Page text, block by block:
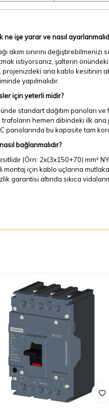
işe yarar ve nasıl
akım sınırını
istiyorsanız, şalterin
ana kablo kesitinin
yapılmalıdır.
için yeterli midir?
standart dağıtım panoları ve
hemen dibindeki ilk ana
panolarında bu kapasite tam
bağlanmalıdır?
(Örn: 2x(3x150+70) mm²
montaj için kablo uçlarına
garantisi altında sıkıca